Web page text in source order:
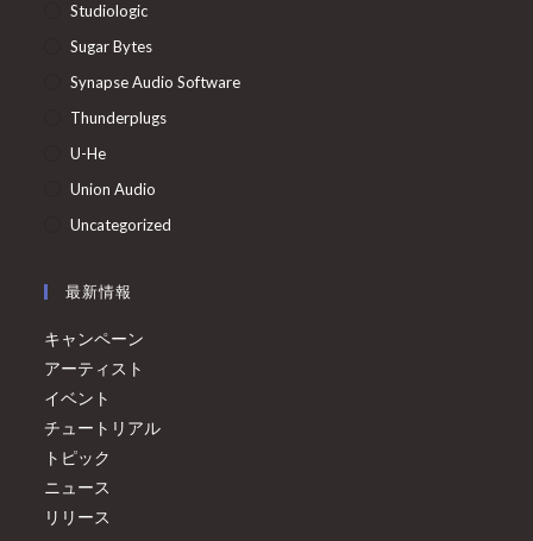
Studiologic
Sugar Bytes
Synapse Audio Software
Thunderplugs
U-He
Union Audio
Uncategorized
最新情報
キャンペーン
アーティスト
イベント
チュートリアル
トピック
ニュース
リリース